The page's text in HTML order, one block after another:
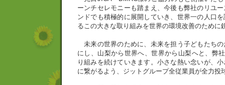
ーンチセレモニーも踏まえ、今後も弊社のリユ
ンドでも積極的に展開していき、世界一の人口
るこの大きな取り組みを世界の環境改善のために
未来の世界のために、未来を担う子どもたち
にし、山梨から世界へ、世界から山梨へと、弊
り組みを続けていきます。小さな熱い念いが、
に繋がるよう、ジットグループ全従業員が全力投